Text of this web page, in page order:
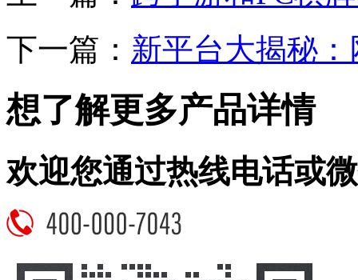
下一篇： 新平台大揭秘
想了解更多产品详情
欢迎您通过热线电话或